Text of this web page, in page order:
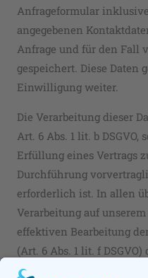
Anfrageformular
angegebenen
Anfrage und für den Fall
gespeichert. Diese
Einwilligung weiter.
Die Verarbeitung dieser
Art. 6 Abs. 1 lit. b
Erfüllung eines Vertrags
Durchführung
erforderlich ist. In allen
Verarbeitung auf
effektiven Bearbeitung
(Art. 6 Abs. 1 lit. f
(Art. 6 Abs. 1 lit. a